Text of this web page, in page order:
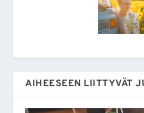
AIHEESEEN LIITTYVÄT